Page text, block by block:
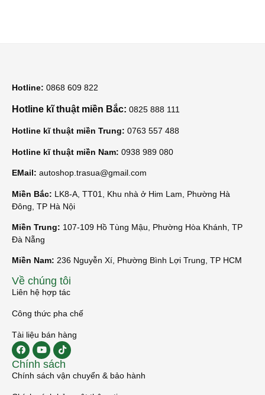
Hotline: 0868 609 822
Hotline kĩ thuật miền Bắc: 0825 888 111
Hotline kĩ thuật miền Trung: 0763 557 488
Hotline kĩ thuật miền Nam: 0938 989 080
EMail: autoshop.trasua@gmail.com
Miền Bắc: LK8-A, TT01, Khu nhà ở Him Lam, Phường Hà
Đông, TP Hà Nội
Miền Trung: 107-109 Hồ Tùng Mậu, Phường Hòa Khánh, TP
Đà Nẵng
Miền Nam: 236 Nguyễn Xí, Phường Bình Lợi Trung, TP HCM
Về chúng tôi
Liên hệ hợp tác
Công thức pha chế
Tài liệu bán hàng
Chính sách
Chính sách vận chuyển & bảo hành